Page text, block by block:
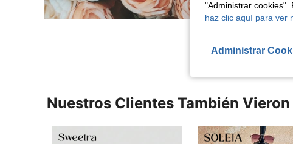
Nuestros Clientes También Vieron
"Administrar cookies".
haz clic aquí para ver
Administrar